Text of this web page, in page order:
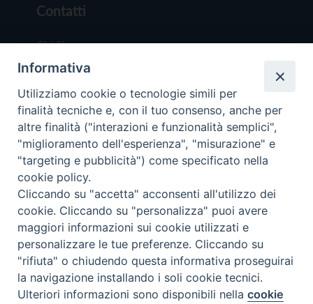
Contatti
Chi Siamo
Redazione
Scrivici
Copyright © 2019 - Tutti i diritti riservati - Vita
Trentina Editrice
Privacy Policy
Torna
Preferenze Cookie
Informativa
Utilizziamo cookie o tecnologie simili per
finalità tecniche e, con il tuo consenso, anche per
altre finalità ("interazioni e funzionalità semplici",
"miglioramento dell'esperienza", "misurazione" e
"targeting e pubblicità") come specificato nella
cookie policy.
Cliccando su "accetta" acconsenti all'utilizzo dei
cookie. Cliccando su "personalizza" puoi avere
maggiori informazioni sui cookie utilizzati e
personalizzare le tue preferenze. Cliccando su
"rifiuta" o chiudendo questa informativa proseguirai
la navigazione installando i soli cookie tecnici.
Ulteriori informazioni sono disponibili nellacookie